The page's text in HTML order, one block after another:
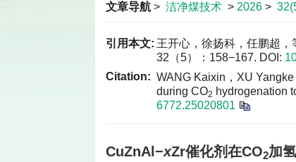
文章导航 >洁净煤技术 > 2026 >
引用本文: 王开心，徐扬科，任鹏超，
32（5）：158−167. DOI:
Citation: WANG Kaixin，XU
during CO2 hydrogenation
6772.25020801
CuZnAl−xZr催化剂在CO2加